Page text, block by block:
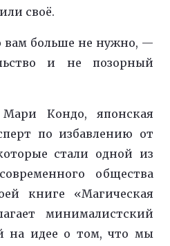
своё.
вам больше не нужно, —
и не позорный
Кондо, японская
по избавлению от
стали одной из
общества
книге «Магическая
минималистский
на идее о том, что мы